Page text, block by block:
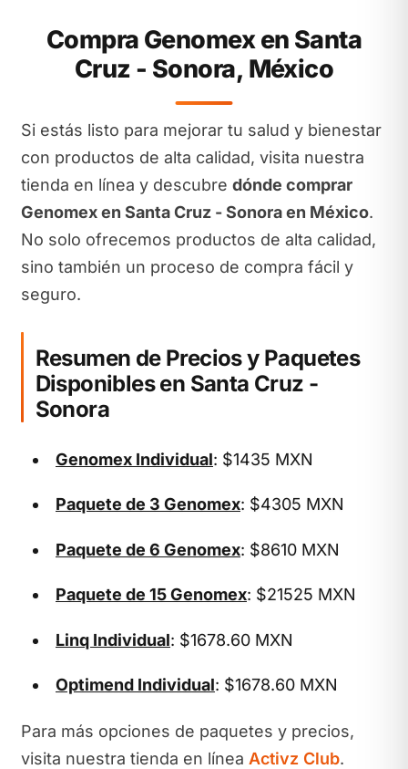
Compra Genomex en Santa
Cruz - Sonora, México
Si estás listo para mejorar tu salud y bienestar
con productos de alta calidad, visita nuestra
tienda en línea y descubre dónde comprar
Genomex en Santa Cruz - Sonora en México.
No solo ofrecemos productos de alta calidad,
sino también un proceso de compra fácil y
seguro.
Resumen de Precios y Paquetes
Disponibles en Santa Cruz -
Sonora
Genomex Individual: $1435 MXN
Paquete de 3 Genomex: $4305 MXN
Paquete de 6 Genomex: $8610 MXN
Paquete de 15 Genomex: $21525 MXN
Linq Individual: $1678.60 MXN
Optimend Individual: $1678.60 MXN
Para más opciones de paquetes y precios,
visita nuestra tienda en línea Activz Club.